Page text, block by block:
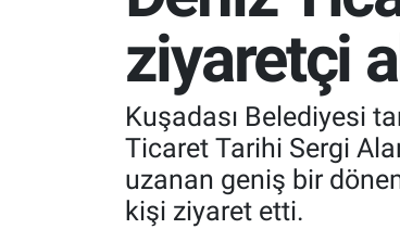
ziyaretçi
Kuşadası Belediyesi
Ticaret Tarihi Sergi
uzanan geniş bir
kişi ziyaret etti.
RESMİ İLANLAR